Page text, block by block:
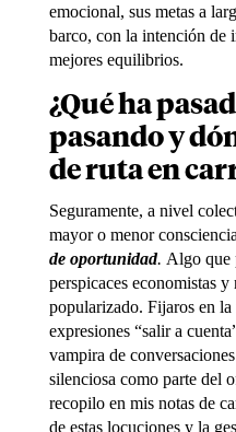
emocional, sus metas a
barco, con la intención de
mejores equilibrios.
¿Qué ha
pasando y
de ruta en
Seguramente, a nivel
mayor o menor
de oportunidad. Algo que
perspicaces economistas y
popularizado. Fijaros en la
expresiones “salir a
vampira de
silenciosa como parte del
recopilo en mis notas de
de estas locuciones y la